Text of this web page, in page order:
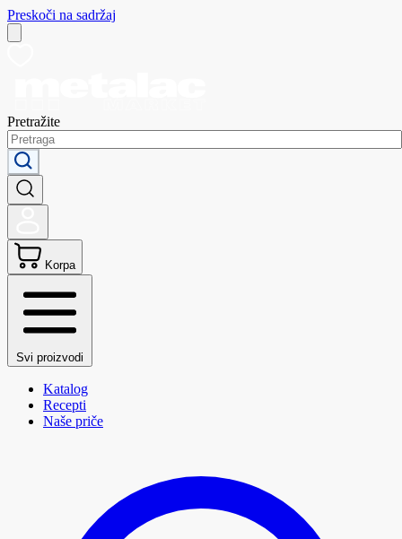
Preskoči na sadržaj
Pretražite
Korpa
Svi proizvodi
Katalog
Recepti
Naše priče